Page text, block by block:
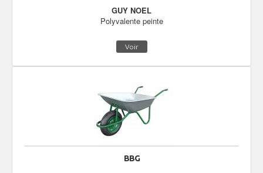
GUY NOEL
Polyvalente peinte
Voir
BBG